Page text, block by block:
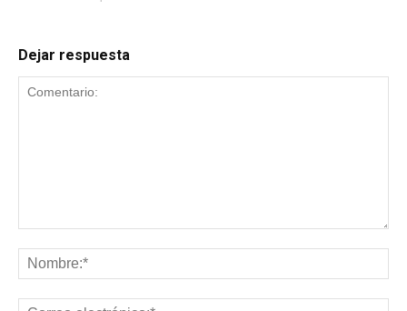
Dejar respuesta